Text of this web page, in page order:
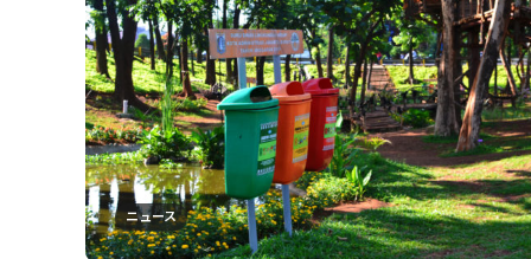
ニュース